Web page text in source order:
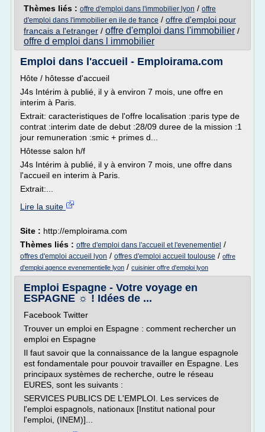
Thèmes liés : offre d'emploi dans l'immobilier lyon / offre
d'emploi dans l'immobilier en ile de france / offre d'emploi pour
francais a l'etranger / offre d'emploi dans l'immobilier /
offre d emploi dans l immobilier
Emploi dans l'accueil - Emploirama.com
Hôte / hôtesse d'accueil
J4s Intérim à publié, il y à environ 7 mois, une offre en
interim à Paris.
Extrait: caracteristiques de l'offre localisation :paris type de
contrat :interim date de debut :28/09 duree de la mission :1
jour remuneration :smic + primes d...
Hôtesse salon h/f
J4s Intérim à publié, il y à environ 7 mois, une offre dans
l'accueil en interim à Paris.
Extrait:...
Lire la suite
Site : http://emploirama.com
Thèmes liés : offre d'emploi dans l'accueil et l'evenementiel /
offres d'emploi accueil lyon / offres d'emploi accueil toulouse / offre
d'emploi agence evenementielle lyon / cuisinier offre d'emploi lyon
Emploi Espagne - Votre voyage en
ESPAGNE ☼ ! Idées de ...
Facebook Twitter
Trouver un emploi en Espagne : comment rechercher un
emploi en Espagne
Il faut savoir que la connaissance de la langue espagnole
est fondamentale pour pouvoir travailler en Espagne. Les
principaux systèmes de recherche, outre le réseau
EURES, sont les suivants :
SERVICES PUBLICS DE L'EMPLOI. Les services de
l'emploi espagnols, nationaux [Institut national pour
l'emploi, (INEM)]...